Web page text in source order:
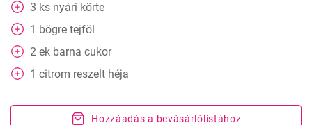
3 ks nyári körte
1 bögre tejföl
2 ek barna cukor
1 citrom reszelt héja
Hozzáadás a bevásárlólistához